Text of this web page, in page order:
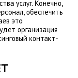
услуг. Конечно,
обеспечить
это
организация
контакт-